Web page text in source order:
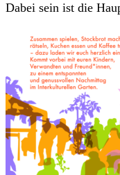
Dabei sein ist die